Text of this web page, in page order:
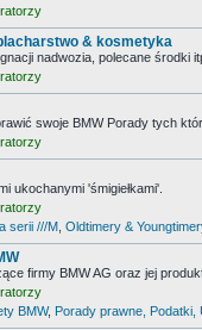
& kosmetyka
nadwozia, polecane środki
swoje BMW Porady tych
ukochanymi 'śmigiełkami'.
serii ///M Oldtimery &
firmy BMW AG oraz jej
BMW, Porady prawne, Podatki,